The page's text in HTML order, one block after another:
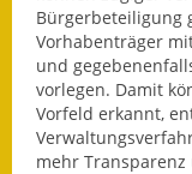
Bürgerbeteiligung
Vorhabenträger
und
vorlegen. Damit
Vorfeld erkannt,
mehr